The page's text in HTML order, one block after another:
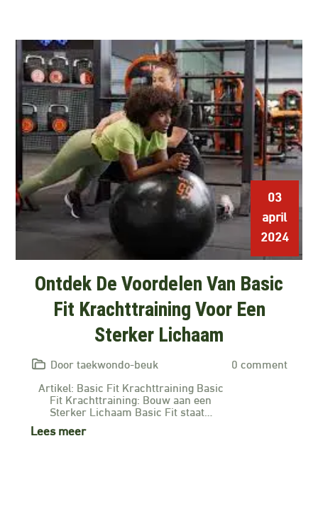
03
april
2024
Ontdek De Voordelen Van Basic
Fit Krachttraining Voor Een
Sterker Lichaam
Door taekwondo-beuk
0 comment
Artikel: Basic Fit Krachttraining Basic
Fit Krachttraining: Bouw aan een
Sterker Lichaam Basic Fit staat…
Lees meer